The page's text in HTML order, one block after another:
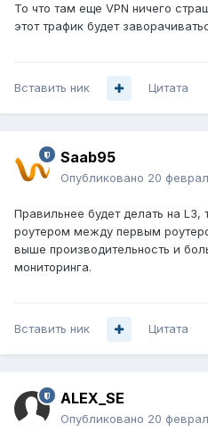
То что там еще VPN ничего
этот трафик будет
Вставить ник Цитата
Saab95
Опубликовано 20
Правильнее будет делать на L3,
роутером между первым
выше производительность и
мониторинга.
Вставить ник Цитата
ALEX_SE
Опубликовано 20